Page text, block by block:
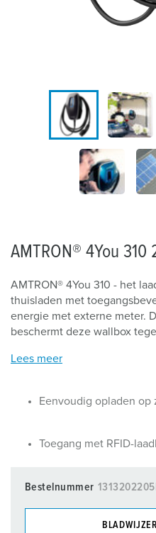
AMTRON® 4You 310
AMTRON® 4You 310 - het
thuisladen met
energie met externe meter.
beschermt deze wallbox
Lees meer
Eenvoudig opladen op
Toegang met RFID-
Bestelnummer